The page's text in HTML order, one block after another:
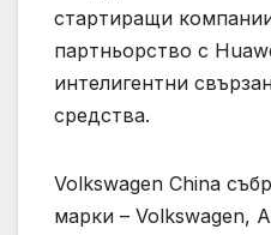
стартиращи
партньорство с
интелигентни
средства.
Volkswagen China
марки – Volkswagen,